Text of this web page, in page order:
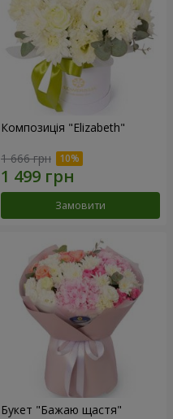
Композиція "Elizabeth"
1 666 грн
Замовити
Букет "Бажаю щастя"